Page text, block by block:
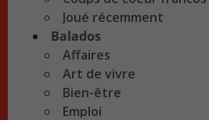
Joué récemment
Balados
Affaires
Art de vivre
Bien-être
Emploi